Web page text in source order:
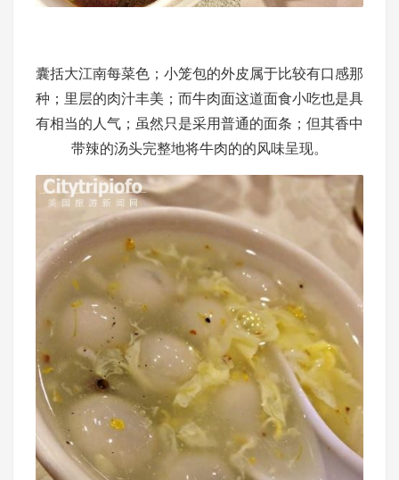
囊括大江南每菜色；小笼包的外皮属于比较有口感那
种；里层的肉汁丰美；而牛肉面这道面食小吃也是具
有相当的人气；虽然只是采用普通的面条；但其香中
带辣的汤头完整地将牛肉的的风味呈现。​